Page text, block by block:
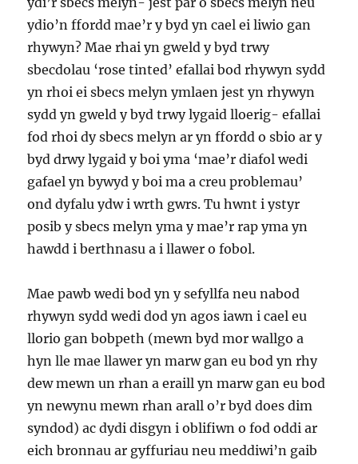
ydio’n ffordd mae’r y byd yn cael ei liwio gan
rhywyn? Mae rhai yn gweld y byd trwy
sbecdolau ‘rose tinted’ efallai bod rhywyn sydd
yn rhoi ei sbecs melyn ymlaen jest yn rhywyn
sydd yn gweld y byd trwy lygaid lloerig- efallai
fod rhoi dy sbecs melyn ar yn ffordd o sbio ar y
byd drwy lygaid y boi yma ‘mae’r diafol wedi
gafael yn bywyd y boi ma a creu problemau’
ond dyfalu ydw i wrth gwrs. Tu hwnt i ystyr
posib y sbecs melyn yma y mae’r rap yma yn
hawdd i berthnasu a i llawer o fobol.
Mae pawb wedi bod yn y sefyllfa neu nabod
rhywyn sydd wedi dod yn agos iawn i cael eu
llorio gan bobpeth (mewn byd mor wallgo a
hyn lle mae llawer yn marw gan eu bod yn rhy
dew mewn un rhan a eraill yn marw gan eu bod
yn newynu mewn rhan arall o’r byd does dim
syndod) ac dydi disgyn i oblifiwn o fod oddi ar
eich bronnau ar gyffuriau neu meddiwi’n gaib